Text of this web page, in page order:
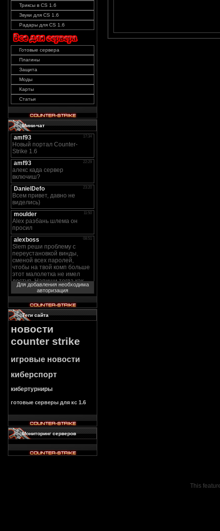
Триксы в CS 1.6
Звуки для CS 1.6
Радары для CS 1.6
Готовые сервера
Плагины
Защита
Моды
Карты
Статьи
Мини-чат
Для добавления необходима
авторизация
Теги сайта
новости
counter strike
игровые новости
киберспорт
кибертурниры
готовые серверы для кс 1.6
Мониторинг серверов
This